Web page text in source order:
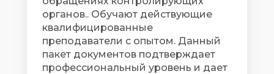
органов.. Обучают действующие
квалифицированные
преподаватели с опытом. Данный
пакет документов подтверждает
профессиональный уровень и дает